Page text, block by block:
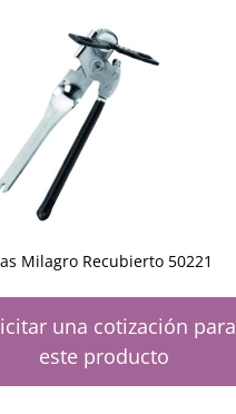
Milagro Recubierto 50221
una cotización para
este producto